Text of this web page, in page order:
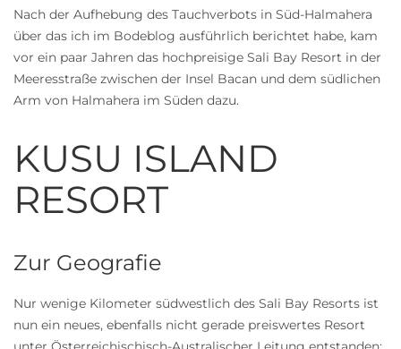
Nach der Aufhebung des Tauchverbots in Süd-Halmahera
über das ich im Bodeblog ausführlich berichtet habe, kam
vor ein paar Jahren das hochpreisige Sali Bay Resort in der
Meeresstraße zwischen der Insel Bacan und dem südlichen
Arm von Halmahera im Süden dazu.
KUSU ISLAND
RESORT
Zur Geografie
Nur wenige Kilometer südwestlich des Sali Bay Resorts ist
nun ein neues, ebenfalls nicht gerade preiswertes Resort